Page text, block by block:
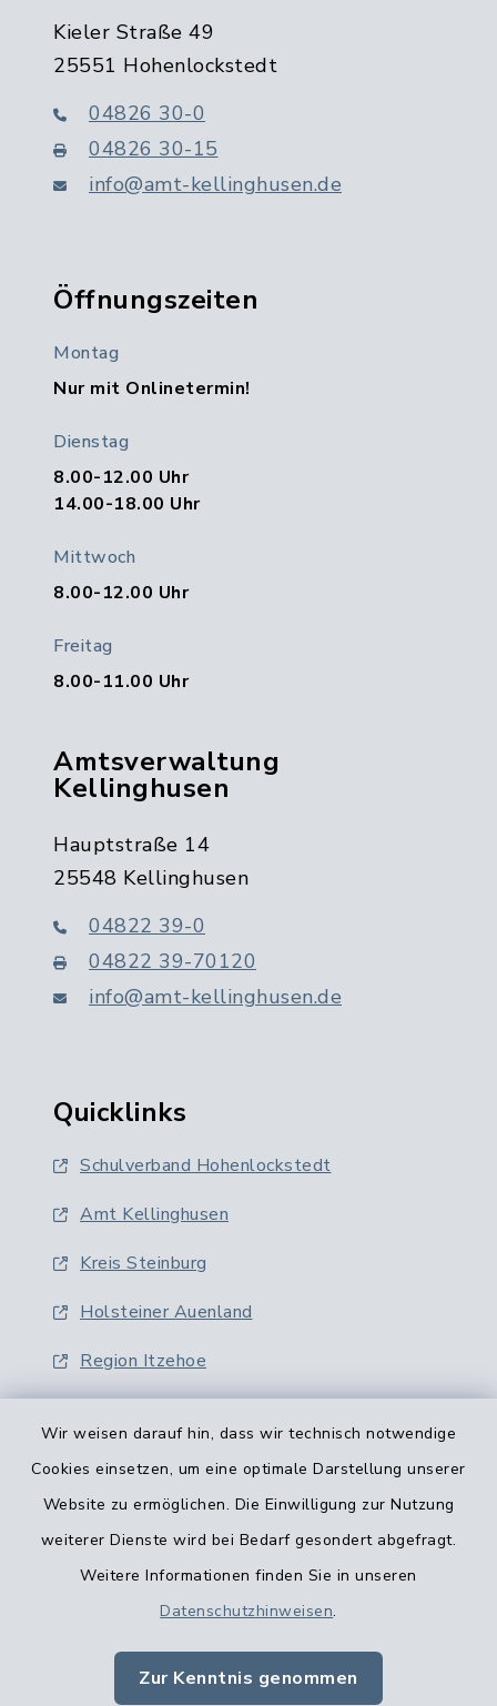
Wir weisen darauf hin, dass wir technisch notwendige
Cookies einsetzen, um eine optimale Darstellung unserer
Website zu ermöglichen. Die Einwilligung zur Nutzung
weiterer Dienste wird bei Bedarf gesondert abgefragt.
Weitere Informationen finden Sie in unseren
Datenschutzhinweisen.
Zur Kenntnis genommen
Kieler Straße 49
25551 Hohenlockstedt
04826 30-0
04826 30-15
info@amt-kellinghusen.de
Öffnungszeiten
Montag
Nur mit Onlinetermin!
Dienstag
8.00-12.00 Uhr
14.00-18.00 Uhr
Mittwoch
8.00-12.00 Uhr
Freitag
8.00-11.00 Uhr
Amtsverwaltung
Kellinghusen
Hauptstraße 14
25548 Kellinghusen
04822 39-0
04822 39-70120
info@amt-kellinghusen.de
Quicklinks
Schulverband Hohenlockstedt
Amt Kellinghusen
Kreis Steinburg
Holsteiner Auenland
Region Itzehoe
Barrierefreiheit
Impressum